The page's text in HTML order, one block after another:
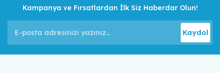
Kampanya ve Fırsatlardan İlk Siz Haberdar Olun!
Kaydol